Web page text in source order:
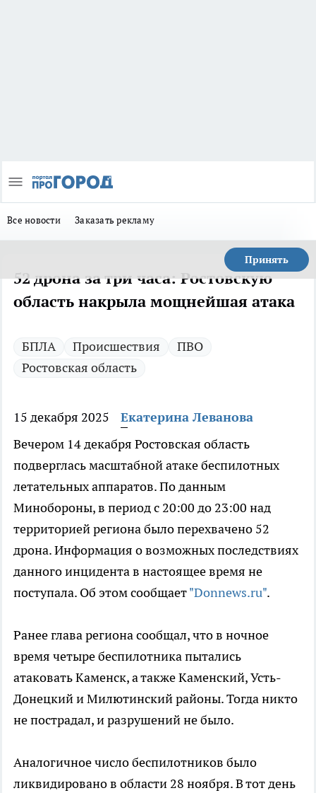
Все новости Заказать рекламу
Принять
52 дрона за три часа: Ростовскую
область накрыла мощнейшая атака
БПЛА Происшествия
ПВО
Ростовская область
15 декабря 2025
Екатерина Леванова
Вечером 14 декабря Ростовская область
подверглась масштабной атаке беспилотных
летательных аппаратов. По данным
Минобороны, в период с 20:00 до 23:00 над
территорией региона было перехвачено 52
дрона. Информация о возможных последствиях
данного инцидента в настоящее время не
поступала. Об этом сообщает"Donnews.ru".
Ранее глава региона сообщал, что в ночное
время четыре беспилотника пытались
атаковать Каменск, а также Каменский, Усть-
Донецкий и Милютинский районы. Тогда никто
не пострадал, и разрушений не было.
Аналогичное число беспилотников было
ликвидировано в области 28 ноября. В тот день